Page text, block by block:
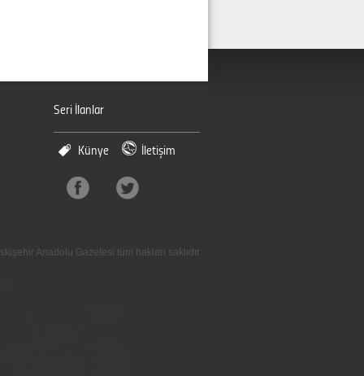
Seri İlanlar
Künye İletişim
Anadolu Gazetesi tüm hakları saklıdır